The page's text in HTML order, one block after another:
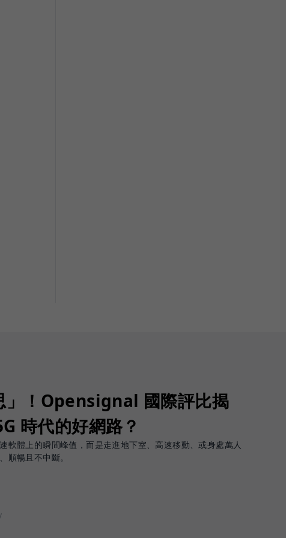
」！Opensignal 國際評比揭
時代的好網路？
軟體上的瞬間峰值，而是走進地下室、高速移動、或身處萬人
順暢且不中斷。